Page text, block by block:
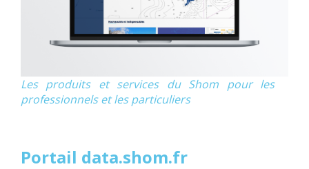
Les produits et services du Shom pour les
professionnels et les particuliers
Portail data.shom.fr